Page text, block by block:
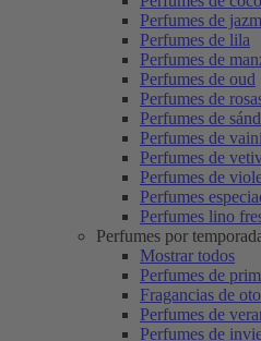
Perfumes de
Perfumes de lila
Perfumes de
Perfumes de oud
Perfumes de
Perfumes de
Perfumes de
Perfumes de
Perfumes de
Perfumes
Perfumes lino
Perfumes por
Mostrar todos
Perfumes de
Fragancias de
Perfumes de
Perfumes de